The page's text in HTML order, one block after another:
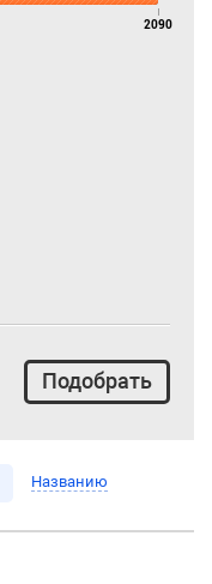
2090
Названию